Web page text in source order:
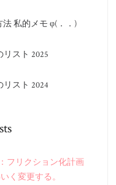
私的メモ φ(．．)
スト 2025
スト 2024
フリクション化計画
く変更する。